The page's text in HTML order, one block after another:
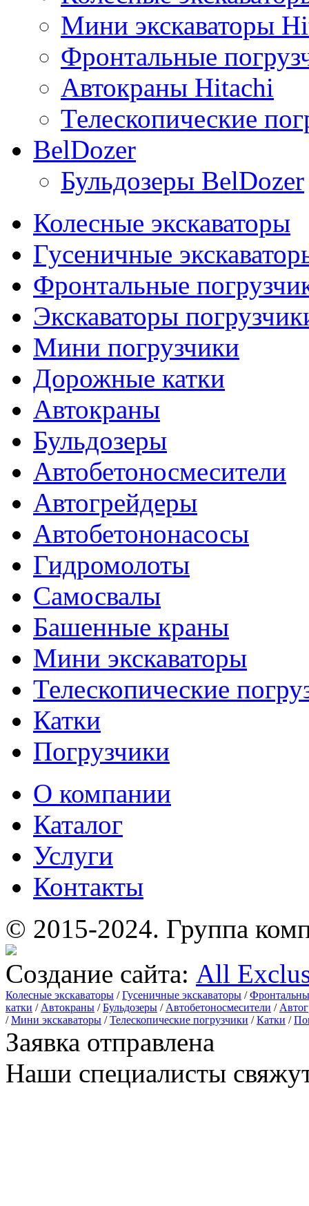
Мини экскаваторы
Фронтальные
Автокраны Hitachi
Телескопические
BelDozer
Бульдозеры BelDozer
Колесные экскаваторы
Гусеничные
Фронтальные
Экскаваторы
Мини погрузчики
Дорожные катки
Автокраны
Бульдозеры
Автобетоносмесители
Автогрейдеры
Автобетононасосы
Гидромолоты
Самосвалы
Башенные краны
Мини экскаваторы
Телескопические
Катки
Погрузчики
О компании
Каталог
Услуги
Контакты
© 2015-2024. Группа
Создание сайта: All
Колесные экскаваторы /Гусеничные экскаваторы /
катки / Автокраны /Бульдозеры / Автобетоносмесители /
/Мини экскаваторы /Телескопические погрузчики /Катки /
Заявка отправлена
Наши специалисты